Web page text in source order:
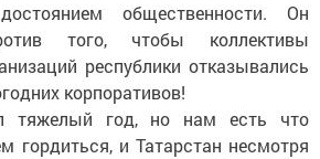
общественности. Он
того, чтобы коллективы
республики отказывались
корпоративов!
тяжелый год, но нам есть что
гордиться, и Татарстан несмотря